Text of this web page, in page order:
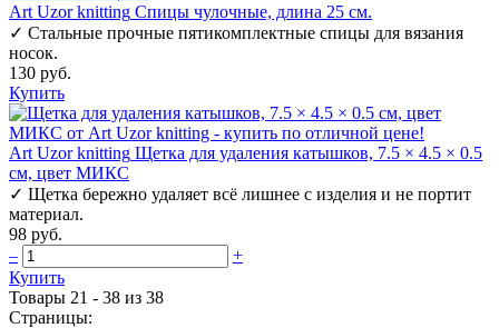
Art Uzor knitting Спицы чулочные, длина 25 см.
✓ Стальные прочные пятикомплектные спицы для вязания
носок.
130 руб.
Купить
Art Uzor knitting Щетка для удаления катышков, 7.5 × 4.5 × 0.5
см, цвет МИКС
✓ Щетка бережно удаляет всё лишнее с изделия и не портит
материал.
98 руб.
–
+
Купить
Товары 21 - 38 из 38
Страницы: